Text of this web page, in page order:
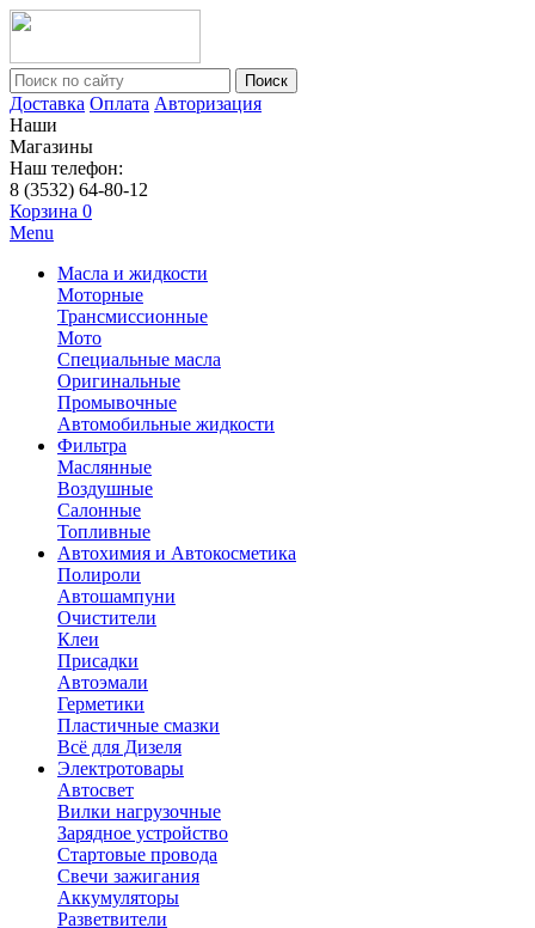
Поиск
Доставка Оплата Авторизация
Наши
Магазины
Наш телефон:
8 (3532) 64-80-12
Корзина 0
Menu
Масла и жидкости
Моторные
Трансмиссионные
Мото
Специальные масла
Оригинальные
Промывочные
Автомобильные жидкости
Фильтра
Маслянные
Воздушные
Салонные
Топливные
Автохимия и Автокосметика
Полироли
Автошампуни
Очистители
Клеи
Присадки
Автоэмали
Герметики
Пластичные смазки
Всё для Дизеля
Электротовары
Автосвет
Вилки нагрузочные
Зарядное устройство
Стартовые провода
Свечи зажигания
Аккумуляторы
Разветвители